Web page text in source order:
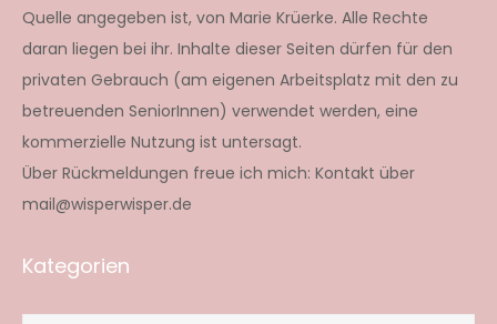
Quelle angegeben ist, von Marie Krüerke. Alle Rechte
daran liegen bei ihr. Inhalte dieser Seiten dürfen für den
privaten Gebrauch (am eigenen Arbeitsplatz mit den zu
betreuenden SeniorInnen) verwendet werden, eine
kommerzielle Nutzung ist untersagt.
Über Rückmeldungen freue ich mich: Kontakt über
mail@wisperwisper.de
Kategorien